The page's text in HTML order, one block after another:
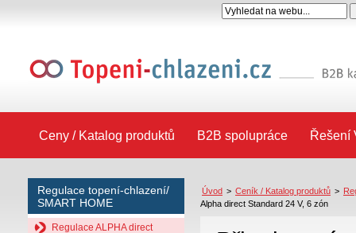
Ceny / Katalog produktů B2B spolupráce Řešení
Regulace topení-chlazení/
SMART HOME
Regulace ALPHA direct
Úvod > Ceník / Katalog produktů >
Alpha direct Standard 24 V, 6 zón